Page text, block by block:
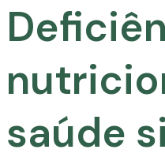
saúde